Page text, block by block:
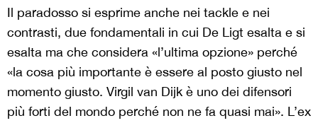
Il paradosso si esprime anche nei tackle e nei
contrasti, due fondamentali in cui De Ligt esalta e si
esalta ma che considera «l’ultima opzione» perché
«la cosa più importante è essere al posto giusto nel
momento giusto. Virgil van Dijk è uno dei difensori
più forti del mondo perché non ne fa quasi mai». L’ex